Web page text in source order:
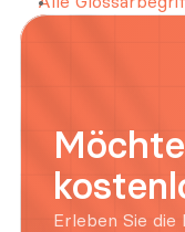
Erleben Sie